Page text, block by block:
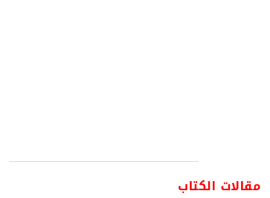
مقالات الكتاب